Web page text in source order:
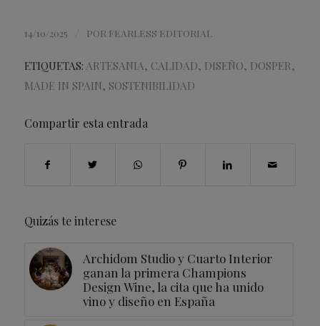
14/10/2025 POR FEARLESS EDITORIAL
ETIQUETAS: ARTESANIA, CALIDAD, DISEÑO, DOSPER,
MADE IN SPAIN, SOSTENIBILIDAD
Compartir esta entrada
Quizás te interese
Archidom Studio y Cuarto Interior
ganan la primera Champions
Design Wine, la cita que ha unido
vino y diseño en España